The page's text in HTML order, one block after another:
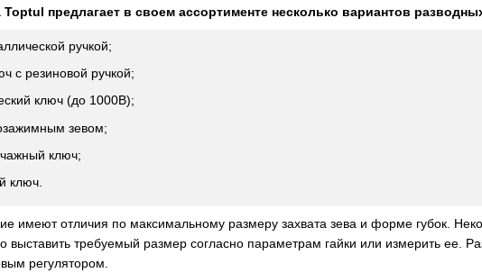
Toptul предлагает в своем ассортименте несколько вариантов
ручкой;
с резиновой ручкой;
ключ (до 1000В);
зевом;
ключ;
ключ.
имеют отличия по максимальному размеру захвата зева и форме губок.
выставить требуемый размер согласно параметрам гайки или измерить ее.
регулятором.